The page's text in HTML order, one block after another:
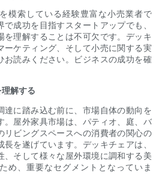
模索している経験豊富な小売業者で
成功を目指すスタートアップでも、
を理解することは不可欠です。デッキ
ーケティング、そして小売に関する実
お読みください。ビジネスの成功を確
解する
達に踏み込む前に、市場自体の動向を
。屋外家具市場は、パティオ、庭、バ
リビングスペースへの消費者の関心の
を遂げています。デッキチェアは、
、そして様々な屋外環境に調和する美
め、重要なセグメントとなっていま